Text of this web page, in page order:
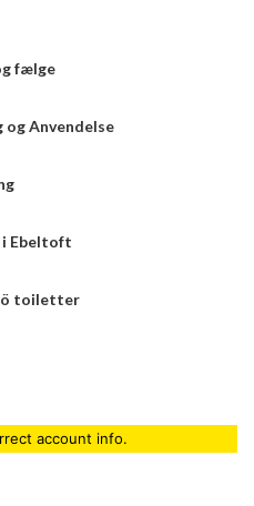
fælge
Anvendelse
i Ebeltoft
toiletter
account info.